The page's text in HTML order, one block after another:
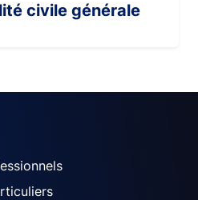
civile générale